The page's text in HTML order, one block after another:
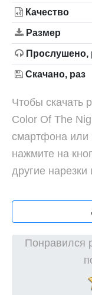
Качество
Размер
Прослушено,
Скачано, раз
Чтобы скачать
Color Of The
смартфона или
нажмите на
другие нарезки
Понравился